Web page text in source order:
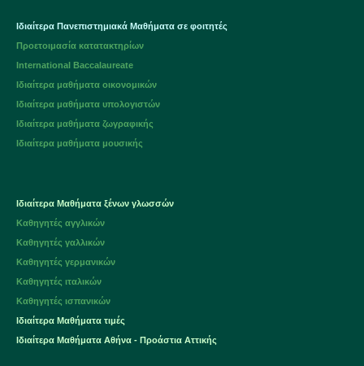
Ιδιαίτερα Πανεπιστημιακά Μαθήματα σε φοιτητές
Προετοιμασία κατατακτηρίων
International Baccalaureate
Ιδιαίτερα μαθήματα οικονομικών
Ιδιαίτερα μαθήματα υπολογιστών
Ιδιαίτερα μαθήματα ζωγραφικής
Ιδιαίτερα μαθήματα μουσικής
Ιδιαίτερα Μαθήματα ξένων γλωσσών
Καθηγητές αγγλικών
Καθηγητές γαλλικών
Καθηγητές γερμανικών
Καθηγητές ιταλικών
Καθηγητές ισπανικών
Ιδιαίτερα Μαθήματα τιμές
Ιδιαίτερα Μαθήματα Αθήνα - Προάστια Αττικής